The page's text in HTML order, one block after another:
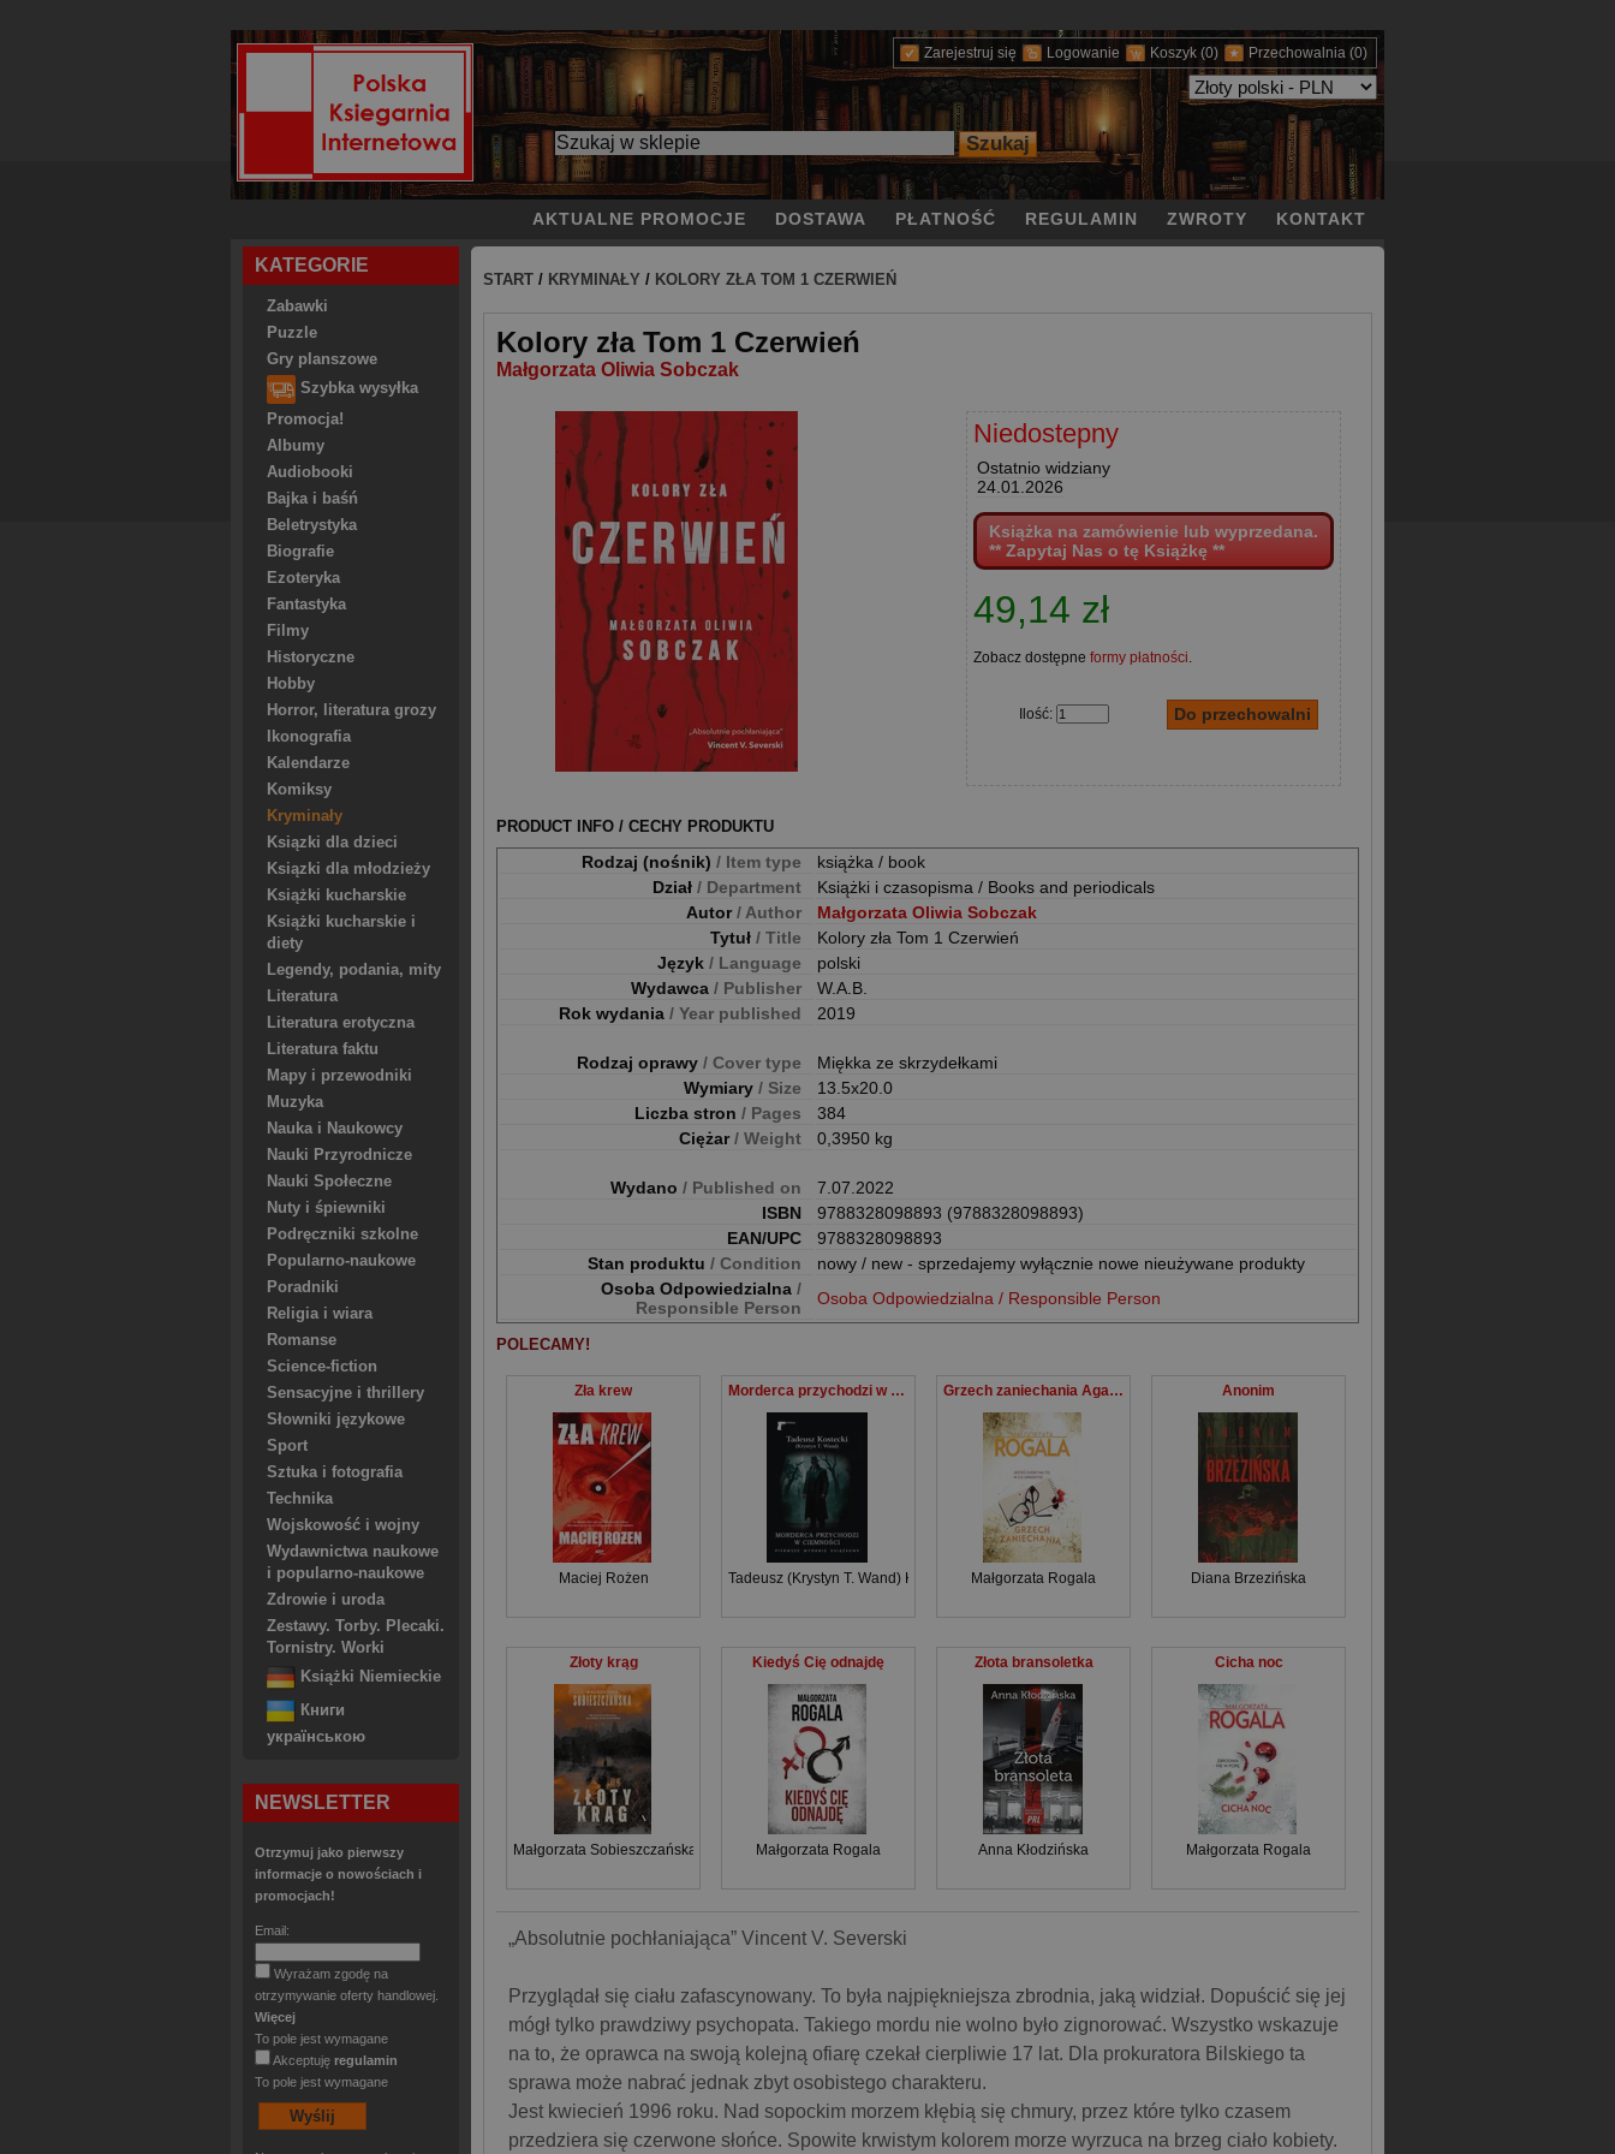
Zarejestruj się Logowanie Koszyk (0) Przechowalnia (0)
AKTUALNE PROMOCJE DOSTAWA PŁATNOŚĆ REGULAMIN ZWROTY KONTAKT
KATEGORIE
Zabawki
Puzzle
Gry planszowe
Szybka wysyłka
Promocja!
Albumy
Audiobooki
Bajka i baśń
Beletrystyka
Biografie
Ezoteryka
Fantastyka
Filmy
Historyczne
Hobby
Horror, literatura grozy
Ikonografia
Kalendarze
Komiksy
Kryminały
Ksiązki dla dzieci
Ksiązki dla młodzieży
Książki kucharskie
Książki kucharskie i
diety
Legendy, podania, mity
Literatura
Literatura erotyczna
Literatura faktu
Mapy i przewodniki
Muzyka
Nauka i Naukowcy
Nauki Przyrodnicze
Nauki Społeczne
Nuty i śpiewniki
Podręczniki szkolne
Popularno-naukowe
Poradniki
Religia i wiara
Romanse
Science-fiction
Sensacyjne i thrillery
Słowniki językowe
Sport
Sztuka i fotografia
Technika
Wojskowość i wojny
Wydawnictwa naukowe
i popularno-naukowe
Zdrowie i uroda
Zestawy. Torby. Plecaki.
Tornistry. Worki
Książki Niemieckie
Книги
українською
NEWSLETTER
Otrzymuj jako pierwszy
informacje o nowościach i
promocjach!
Email:
Wyrażam zgodę na
otrzymywanie oferty handlowej.
Więcej
To pole jest wymagane
Akceptuję regulamin
To pole jest wymagane
START / KRYMINAŁY / KOLORY ZŁA TOM 1 CZERWIEŃ
Kolory zła Tom 1 Czerwień
Małgorzata Oliwia Sobczak
Niedostepny
Ostatnio widziany
24.01.2026
Książka na zamówienie lub wyprzedana.
** Zapytaj Nas o tę Książkę **
49,14 zł
Zobacz dostępne formy płatności.
Ilość:
PRODUCT INFO / CECHY PRODUKTU
Rodzaj (nośnik) / Item type
książka / book
Dział / Department
Książki i czasopisma / Books and periodicals
Autor/ Author
Małgorzata Oliwia Sobczak
Tytuł / Title
Kolory zła Tom 1 Czerwień
Język / Language
polski
Wydawca / Publisher
W.A.B.
Rok wydania / Year published 2019
Rodzaj oprawy / Cover type
Miękka ze skrzydełkami
Wymiary / Size
13.5x20.0
Liczba stron / Pages
384
Ciężar/ Weight 0,3950 kg
Wydano / Published on
7.07.2022
ISBN
9788328098893 (9788328098893)
EAN/UPC
9788328098893
Stan produktu / Condition
nowy / new - sprzedajemy wyłącznie nowe nieużywane produkty
Osoba Odpowiedzialna /
Responsible Person
Osoba Odpowiedzialna / Responsible Person
POLECAMY!
Zła krew
Maciej Rożen
Morderca przychodzi w ciemności
Tadeusz (Krystyn T. Wand) Kostecki
Grzech zaniechania Agata Górska i Sławek Tomczyk -Tom 5
Małgorzata Rogala
Anonim
Diana Brzezińska
Złoty krąg
Małgorzata Sobieszczańska
Kiedyś Cię odnajdę
Małgorzata Rogala
Złota bransoletka
Anna Kłodzińska
Cicha noc
Małgorzata Rogala
„Absolutnie pochłaniająca” Vincent V. Severski
Przyglądał się ciału zafascynowany. To była najpiękniejsza zbrodnia, jaką widział. Dopuścić się jej
mógł tylko prawdziwy psychopata. Takiego mordu nie wolno było zignorować. Wszystko wskazuje
na to, że oprawca na swoją kolejną ofiarę czekał cierpliwie 17 lat. Dla prokuratora Bilskiego ta
sprawa może nabrać jednak zbyt osobistego charakteru.
Jest kwiecień 1996 roku. Nad sopockim morzem kłębią się chmury, przez które tylko czasem
przedziera się czerwone słońce. Spowite krwistym kolorem morze wyrzuca na brzeg ciało kobiety.